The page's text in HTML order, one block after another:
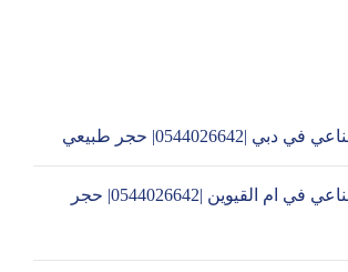
حجر طبيعي
تركيب حجر صناعي في ام القيوين |0544026642| حجر